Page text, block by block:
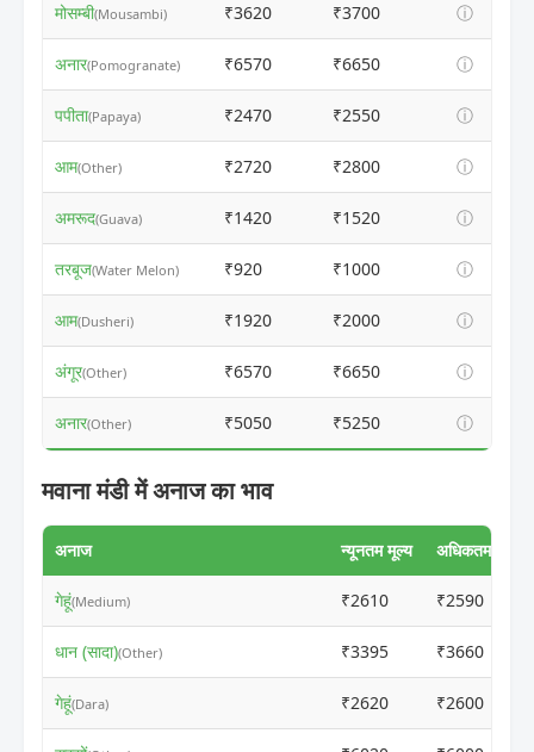
मोसम्बी(Mousambi) ₹3620 ₹3700 ⓘ
अनार(Pomogranate) ₹6570 ₹6650 ⓘ
पपीता(Papaya) ₹2470 ₹2550 ⓘ
आम(Other) ₹2720 ₹2800 ⓘ
अमरूद(Guava) ₹1420 ₹1520 ⓘ
तरबूज(Water Melon) ₹920 ₹1000 ⓘ
आम(Dusheri) ₹1920 ₹2000 ⓘ
अंगूर(Other) ₹6570 ₹6650 ⓘ
अनार(Other) ₹5050 ₹5250 ⓘ
मवाना मंडी में अनाज का भाव
अनाज न्यूनतम मूल्य अधिकतम मूल्य
गेहूं(Medium) ₹2610 ₹2590
धान (सादा)(Other) ₹3395 ₹3660
गेहूं(Dara) ₹2620 ₹2600